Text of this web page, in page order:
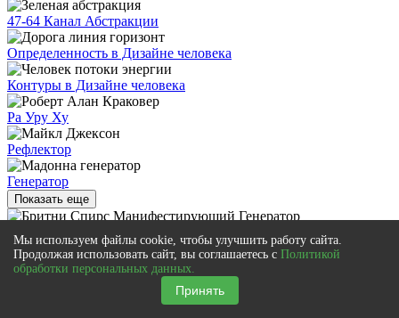
47-64 Канал Абстракции
Определенность в Дизайне человека
Контуры в Дизайне человека
Ра Уру Ху
Рефлектор
Генератор
Показать еще
Манифестирующий Генератор
Манифестор
Мы используем файлы cookie, чтобы улучшить работу сайта.
Продолжая использовать сайт, вы соглашаетесь с Политикой
обработки персональных данных.
Принять